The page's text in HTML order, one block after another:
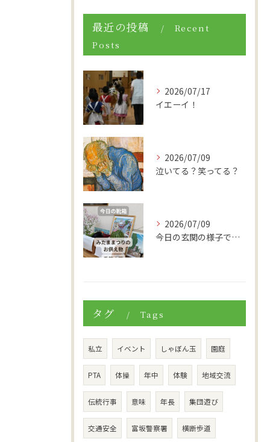
最近の投稿
Recent
Posts
2026/07/17
イエーイ！
2026/07/09
泣いてる？笑ってる？
2026/07/09
今日の玄関の様子です。
タグ Tags
私立 イベント しゃぼん玉 園庭
PTA 体操 年中 体験 地域交流
伝統行事 意味 年長 集団遊び
交通安全 富坂警察署 横断歩道